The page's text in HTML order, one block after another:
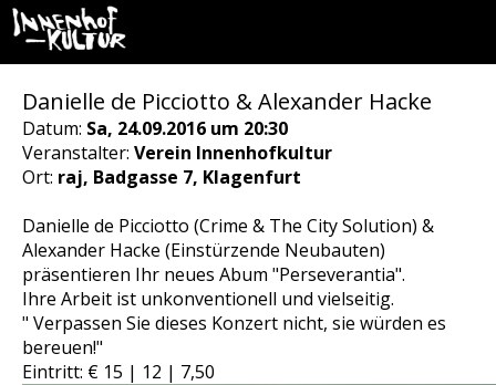
Danielle de Picciotto & Alexander Hacke
Datum: Sa, 24.09.2016 um 20:30
Veranstalter: Verein Innenhofkultur
Ort: raj, Badgasse 7, Klagenfurt
Danielle de Picciotto (Crime & The City Solution) &
Alexander Hacke (Einstürzende Neubauten)
präsentieren Ihr neues Abum "Perseverantia".
Ihre Arbeit ist unkonventionell und vielseitig.
" Verpassen Sie dieses Konzert nicht, sie würden es
bereuen!"
Eintritt: € 15 | 12 | 7,50